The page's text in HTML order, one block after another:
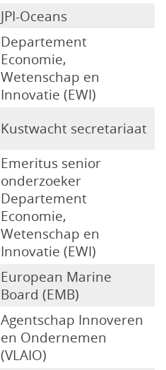
JPI-Oceans
Departement
Economie,
Wetenschap en
Innovatie (EWI)
Kustwacht secretariaat
Emeritus senior
onderzoeker
Departement
Economie,
Wetenschap en
Innovatie (EWI)
European Marine
Board (EMB)
Agentschap Innoveren
en Ondernemen
(VLAIO)